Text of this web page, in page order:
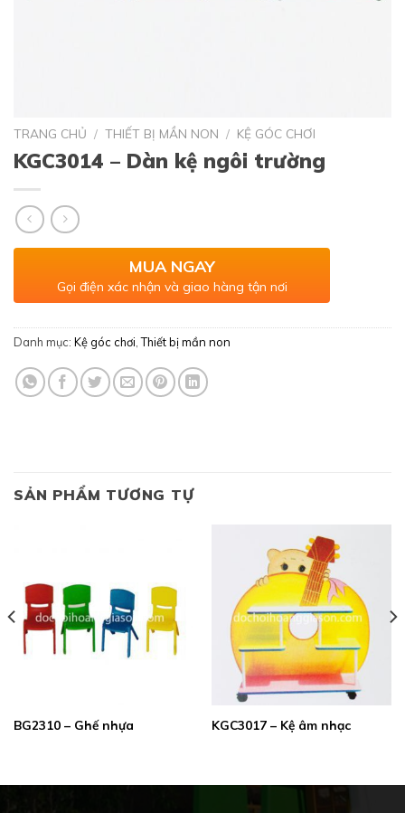
TRANG CHỦ / THIẾT BỊ MẦN NON / KỆ GÓC CHƠI
KGC3014 – Dàn kệ ngôi trường
MUA NGAY
Gọi điện xác nhận và giao hàng tận nơi
Danh mục: Kệ góc chơi,Thiết bị mần non
SẢN PHẨM TƯƠNG TỰ
BG2310 – Ghế nhựa KGC3017 – Kệ âm nhạc